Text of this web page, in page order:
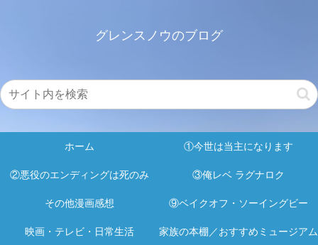
グレンスノウのブログ
ホーム ①今世は当主になります
②悪役のエンディングは死のみ ③俺レベ ラグナロク
その他漫画感想 ⑨ベイクオフ・ソーイングビー
映画・テレビ・日常生活 家族の本棚／おすすめミュージアム